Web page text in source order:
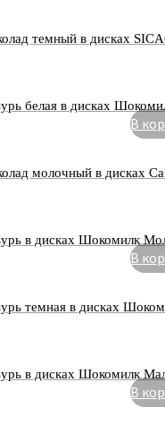
темный в дисках
белая в дисках
В
молочный в дисках
в дисках Шокомилк
В
темная в дисках
в дисках Шокомилк
В